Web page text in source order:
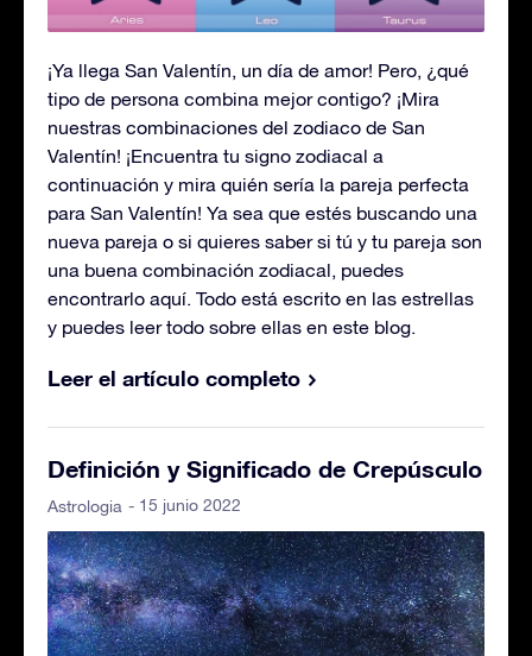
¡Ya llega San Valentín, un día de amor! Pero, ¿qué
tipo de persona combina mejor contigo? ¡Mira
nuestras combinaciones del zodiaco de San
Valentín! ¡Encuentra tu signo zodiacal a
continuación y mira quién sería la pareja perfecta
para San Valentín! Ya sea que estés buscando una
nueva pareja o si quieres saber si tú y tu pareja son
una buena combinación zodiacal, puedes
encontrarlo aquí. Todo está escrito en las estrellas
y puedes leer todo sobre ellas en este blog.
Leer el artículo completo
Definición y Significado de Crepúsculo
Astrologia - 15 junio 2022